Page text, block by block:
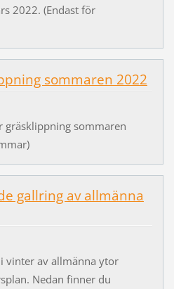
2022. (Endast för
sommaren 2022
gräsklippning sommaren
gallring av allmänna
vinter av allmänna ytor
Nedan finner du